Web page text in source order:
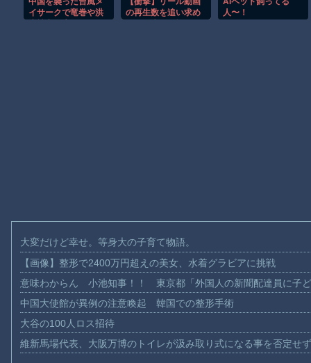
イサークで竜巻や洪
の再生数を追い求め
人〜！
大変だけど幸せ。等身大の子育て物語。
【画像】整形で2400万円超えの美女、水着グラビアに挑戦
意味わからん 小池知事！！ 東京都「外国人の新聞配達員に子
中国大使館が異例の注意喚起 韓国での整形手術
大谷の100人ロス招待
維新馬場代表、大阪万博のトイレが汲み取り式になる事を否定せ